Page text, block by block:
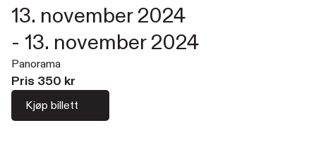
13. november 2024
- 13. november 2024
Panorama
Pris 350 kr
Kjøp billett